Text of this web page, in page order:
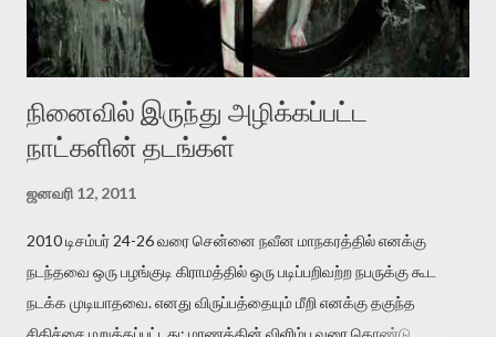
உண்மையே! ராக்கி படத்தில் குத்துச்சண்டை வீரராக வரும் சில்வெஸ்டர்
ஓரிடத்தில் சொல்வார்: ...
நினைவில் இருந்து அழிக்கப்பட்ட
நாட்களின் தடங்கள்
ஜனவரி 12, 2011
2010 டிசம்பர் 24-26 வரை சென்னை நவீன மாநகரத்தில் எனக்கு
நடந்தவை ஒரு பழங்குடி கிராமத்தில் ஒரு படிப்பறிவற்ற நபருக்கு கூட
நடக்க முடியாதவை. எனது விருப்பத்தையும் மீறி எனக்கு தகுந்த
சிகிச்சை மறுக்கப்பட்டது; மரணத்தின் விளிம்பு வரை கொண்டு